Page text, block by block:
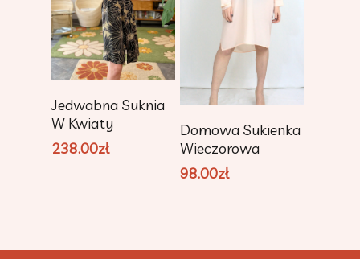
Add To Cart
Jedwabna Suknia
W Kwiaty
238.00zł
Add To Cart
Domowa Sukienka
Wieczorowa
98.00zł